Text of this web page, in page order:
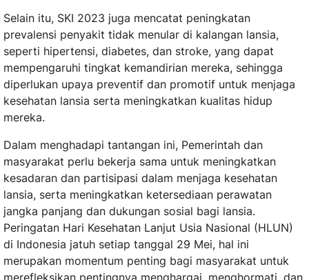
Selain itu, SKI 2023 juga mencatat peningkatan
prevalensi penyakit tidak menular di kalangan lansia,
seperti hipertensi, diabetes, dan stroke, yang dapat
mempengaruhi tingkat kemandirian mereka, sehingga
diperlukan upaya preventif dan promotif untuk menjaga
kesehatan lansia serta meningkatkan kualitas hidup
mereka.
Dalam menghadapi tantangan ini, Pemerintah dan
masyarakat perlu bekerja sama untuk meningkatkan
kesadaran dan partisipasi dalam menjaga kesehatan
lansia, serta meningkatkan ketersediaan perawatan
jangka panjang dan dukungan sosial bagi lansia.
Peringatan Hari Kesehatan Lanjut Usia Nasional (HLUN)
di Indonesia jatuh setiap tanggal 29 Mei, hal ini
merupakan momentum penting bagi masyarakat untuk